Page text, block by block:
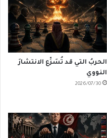
الحربُ التي قد تُسَرِّع الانتشارَ
النووي
2026/07/30